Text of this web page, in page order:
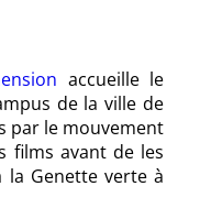
accueille le
de la ville de
par le mouvement
films avant de les
Genette verte à